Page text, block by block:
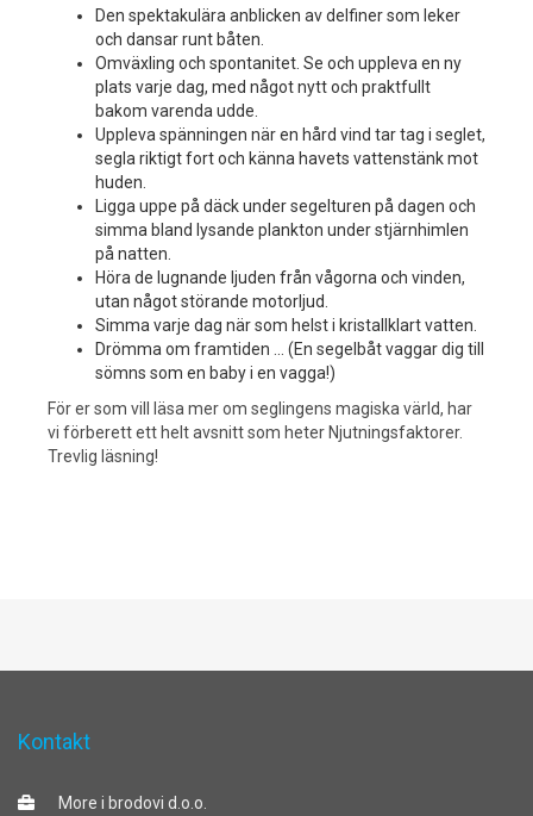
Den spektakulära anblicken av delfiner som leker
och dansar runt båten.
Omväxling och spontanitet. Se och uppleva en ny
plats varje dag, med något nytt och praktfullt
bakom varenda udde.
Uppleva spänningen när en hård vind tar tag i seglet,
segla riktigt fort och känna havets vattenstänk mot
huden.
Ligga uppe på däck under segelturen på dagen och
simma bland lysande plankton under stjärnhimlen
på natten.
Höra de lugnande ljuden från vågorna och vinden,
utan något störande motorljud.
Simma varje dag när som helst i kristallklart vatten.
Drömma om framtiden ... (En segelbåt vaggar dig till
sömns som en baby i en vagga!)
För er som vill läsa mer om seglingens magiska värld, har
vi förberett ett helt avsnitt som heter Njutningsfaktorer.
Trevlig läsning!
Kontakt
More i brodovi d.o.o.